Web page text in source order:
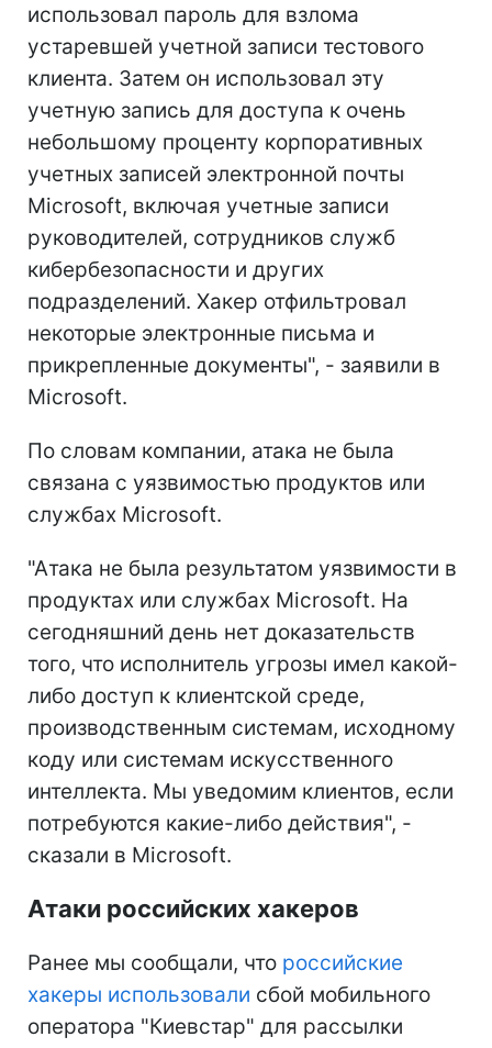
использовал пароль для взлома
устаревшей учетной записи тестового
клиента. Затем он использовал эту
учетную запись для доступа к очень
небольшому проценту корпоративных
учетных записей электронной почты
Microsoft, включая учетные записи
руководителей, сотрудников служб
кибербезопасности и других
подразделений. Хакер отфильтровал
некоторые электронные письма и
прикрепленные документы", - заявили в
Microsoft.
По словам компании, атака не была
связана с уязвимостью продуктов или
службах Microsoft.
"Атака не была результатом уязвимости в
продуктах или службах Microsoft. На
сегодняшний день нет доказательств
того, что исполнитель угрозы имел какой-
либо доступ к клиентской среде,
производственным системам, исходному
коду или системам искусственного
интеллекта. Мы уведомим клиентов, если
потребуются какие-либо действия", -
сказали в Microsoft.
Атаки российских хакеров
Ранее мы сообщали, что российские
хакеры использовали сбой мобильного
оператора "Киевстар" для рассылки